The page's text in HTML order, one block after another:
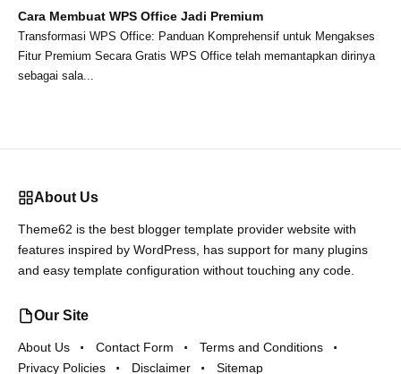
Cara Membuat WPS Office Jadi Premium
Transformasi WPS Office: Panduan Komprehensif untuk Mengakses
Fitur Premium Secara Gratis WPS Office telah memantapkan dirinya
sebagai sala...
About Us
Theme62 is the best blogger template provider website with
features inspired by WordPress, has support for many plugins
and easy template configuration without touching any code.
Our Site
About Us Contact Form
Terms and Conditions
Privacy Policies
Disclaimer Sitemap